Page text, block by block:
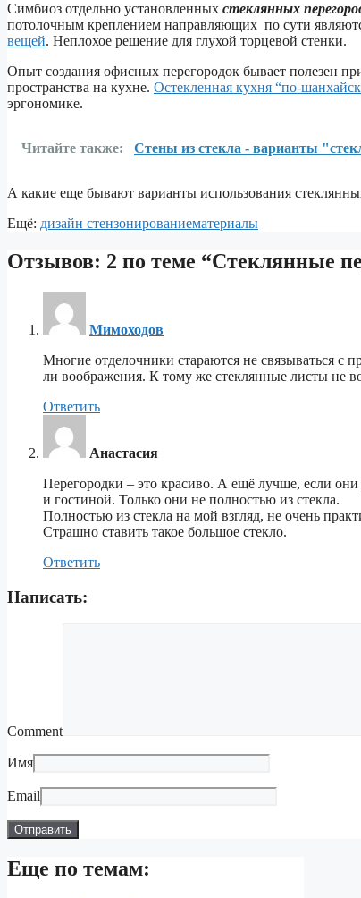
Симбиоз отдельно установленных стеклянных
потолочным креплением направляющих по сути
вещей. Неплохое решение для глухой торцевой стенки.
Опыт создания офисных перегородок бывает полезен
пространства на кухне. Остекленная кухня “по-
эргономике.
Читайте также: Стены из стекла - варианты
А какие еще бывают варианты использования
Ещё: дизайн стензонированиематериалы
Отзывов: 2 по теме “Стеклянные
Мимоходов
Многие отделочники стараются не связываться с
ли воображения. К тому же стеклянные листы не
Ответить
Анастасия
Перегородки – это красиво. А ещё лучше, если
и гостиной. Только они не полностью из стекла.
Полностью из стекла на мой взгляд, не очень
Страшно ставить такое большое стекло.
Ответить
Написать:
Comment
Имя
Email
Еще по темам: